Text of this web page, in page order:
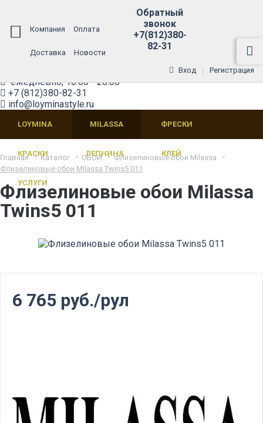
Компания Оплата
Доставка Новости
Обратный
звонок
+7(812)380-
82-31
Вход Регистрация
Обратный звонок
+7(812)380-82-31
ежедневно, 10:00 - 20:00
+7 (812)380-82-31
info@loyminastyle.ru
LOYMINA MILASSA ФРЕСКИ
КРАСКИ ЛЕПНИНА КЛЕЙ
УСЛУГИ
Главная Каталог ОБОИ
Флизелиновые обои Milassa
Флизелиновые обои Milassa Twins5 011
Флизелиновые обои Milassa
Twins5 011
6 765 руб./рул